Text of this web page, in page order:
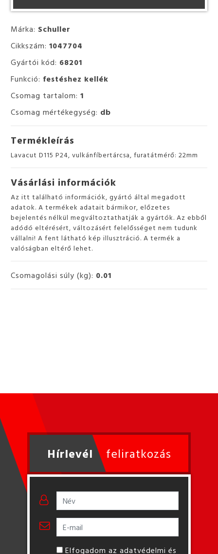
Márka: Schuller
Cikkszám:1047704
Gyártói kód: 68201
Funkció: festéshez kellék
Csomag tartalom:1
Csomag mértékegység: db
Termékleírás
Lavacut D115 P24, vulkánfíbertárcsa, furatátmérő: 22mm
Vásárlási információk
Az itt található információk, gyártó által megadott
adatok. A termékek adatait bármikor, előzetes
bejelentés nélkül megváltoztathatják a gyártók. Az ebből
adódó eltérésért, változásért felelősséget nem tudunk
vállalni! A fent látható kép illusztráció. A termék a
valóságban eltérő lehet.
Csomagolási súly (kg): 0.01
Hírlevél feliratkozás
Elfogadom az adatvédelmi és